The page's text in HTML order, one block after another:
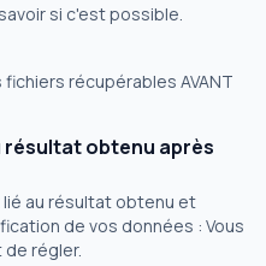
si c'est possible.
récupérables AVANT
résultat obtenu après
au résultat obtenu et
de vos données : Vous
régler.